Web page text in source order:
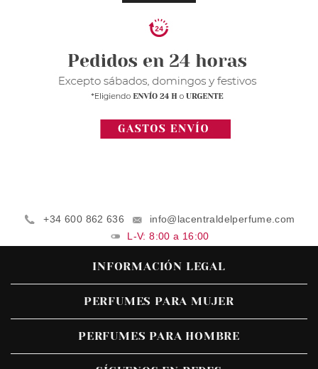
+34 600 862 636
info@lacentraldelperfume.com
L-V: 8:00 a 16:00
INFORMACIÓN LEGAL
PERFUMES PARA MUJER
PERFUMES PARA HOMBRE